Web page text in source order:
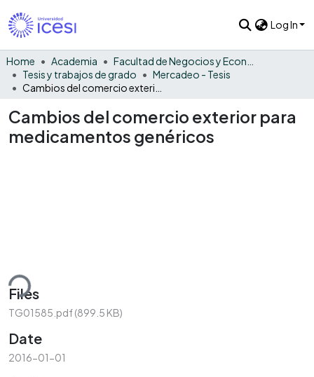
Log In
Home Academia
Tesis y trabajos de grado
Mercadeo - Tesis
Cambios del comercio exterior para
medicamentos genéricos
Files
TG01585.pdf(899.5 KB)
Date
2016-01-01